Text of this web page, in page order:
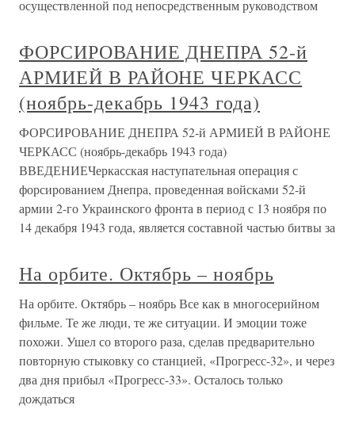
осуществленной под непосредственным руководством
ФОРСИРОВАНИЕ ДНЕПРА 52-й
АРМИЕЙ В РАЙОНЕ ЧЕРКАСС
(ноябрь-декабрь 1943 года)
ФОРСИРОВАНИЕ ДНЕПРА 52-й АРМИЕЙ В РАЙОНЕ
ЧЕРКАСС (ноябрь-декабрь 1943 года)
ВВЕДЕНИЕЧеркасская наступательная операция с
форсированием Днепра, проведенная войсками 52-й
армии 2-го Украинского фронта в период с 13 ноября по
14 декабря 1943 года, является составной частью битвы за
На орбите. Октябрь – ноябрь
На орбите. Октябрь – ноябрь Все как в многосерийном
фильме. Те же люди, те же ситуации. И эмоции тоже
похожи. Ушел со второго раза, сделав предварительно
повторную стыковку со станцией, «Прогресс-32», и через
два дня прибыл «Прогресс-33». Осталось только
дождаться